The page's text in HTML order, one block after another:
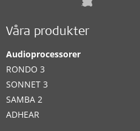
Våra produkter
Audioprocessorer
RONDO 3
SONNET 3
SAMBA 2
ADHEAR